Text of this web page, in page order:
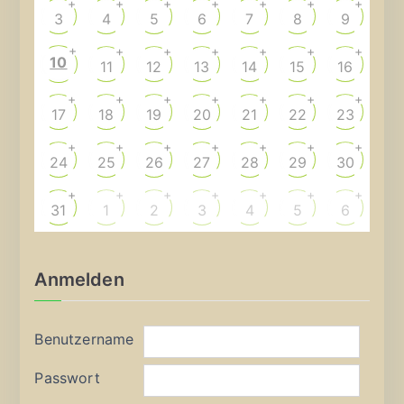
3
+
4
+
5
+
6
+
7
+
8
+
9
+
10
+
11
+
12
+
13
+
14
+
15
+
16
+
17
+
18
+
19
+
20
+
21
+
22
+
23
+
24
+
25
+
26
+
27
+
28
+
29
+
30
+
31
+
1
+
2
+
3
+
4
+
5
+
6
+
Anmelden
Benutzername
Passwort